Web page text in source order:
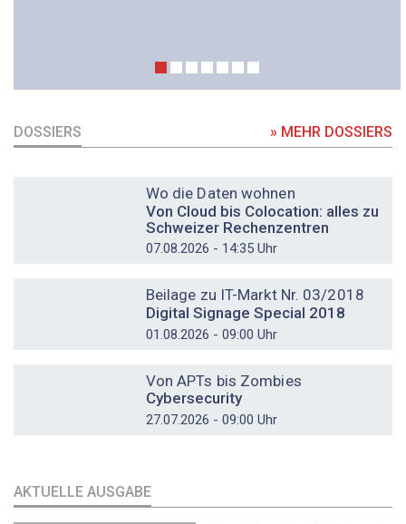
DOSSIERS » MEHR DOSSIERS
Wo die Daten wohnen
Von Cloud bis Colocation: alles zu
Schweizer Rechenzentren
07.08.2026 - 14:35 Uhr
Beilage zu IT-Markt Nr. 03/2018
Digital Signage Special 2018
01.08.2026 - 09:00 Uhr
Von APTs bis Zombies
Cybersecurity
27.07.2026 - 09:00 Uhr
AKTUELLE AUSGABE